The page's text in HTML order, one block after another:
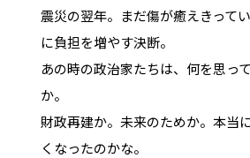
震災の翌年。まだ傷が癒えきって
に負担を増やす決断。
あの時の政治家たちは、何を思っ
か。
財政再建か。未来のためか。本当
くなったのかな。